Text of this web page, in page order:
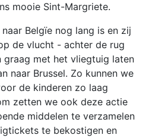
mooie Sint-Margriete.
Belgïe nog lang is en zij
de vlucht - achter de rug
graag met het vliegtuig laten
naar Brussel. Zo kunnen we
de kinderen zo laag
zetten we ook deze actie
middelen te verzamelen
te bekostigen en